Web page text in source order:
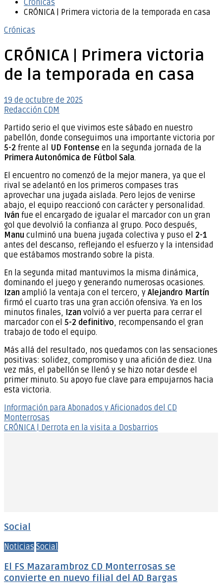
Crónicas
CRÓNICA | Primera victoria de la temporada en casa
Crónicas
CRÓNICA | Primera victoria
de la temporada en casa
19 de octubre de 2025
Redacción CDM
Partido serio el que vivimos este sábado en nuestro
pabellón, donde conseguimos una importante victoria por
5-2 frente al UD Fontense en la segunda jornada de la
Primera Autonómica de Fútbol Sala.
El encuentro no comenzó de la mejor manera, ya que el
rival se adelantó en los primeros compases tras
aprovechar una jugada aislada. Pero lejos de venirse
abajo, el equipo reaccionó con carácter y personalidad.
Iván fue el encargado de igualar el marcador con un gran
gol que devolvió la confianza al grupo. Poco después,
Manu culminó una buena jugada colectiva y puso el 2-1
antes del descanso, reflejando el esfuerzo y la intensidad
que estábamos mostrando sobre la pista.
En la segunda mitad mantuvimos la misma dinámica,
dominando el juego y generando numerosas ocasiones.
Izan amplió la ventaja con el tercero, y Alejandro Martín
firmó el cuarto tras una gran acción ofensiva. Ya en los
minutos finales, Izan volvió a ver puerta para cerrar el
marcador con el 5-2 definitivo, recompensando el gran
trabajo de todo el equipo.
Más allá del resultado, nos quedamos con las sensaciones
positivas: solidez, compromiso y una afición de diez. Una
vez más, el pabellón se llenó y se hizo notar desde el
primer minuto. Su apoyo fue clave para empujarnos hacia
esta victoria.
Navegación
de
Información para Abonados y Aficionados del CD
Monterrosas
CRÓNICA | Derrota en la visita a Dosbarrios
Social
Noticias Social
El FS Mazarambroz CD Monterrosas se
convierte en nuevo filial del AD Bargas